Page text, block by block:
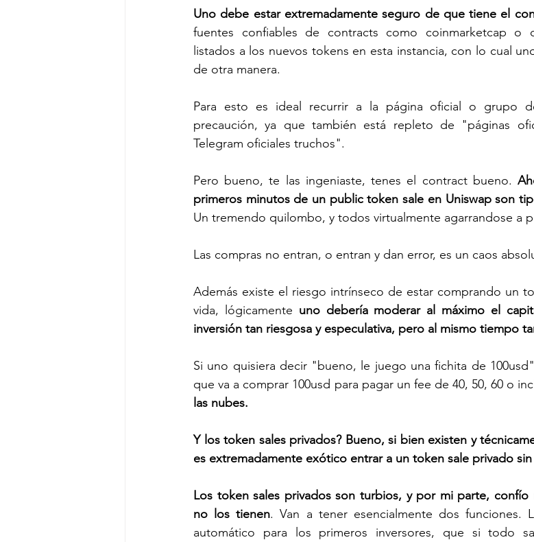
Uno debe estar extremadamente seguro de que tiene el
fuentes confiables de contracts como coinmarketcap o
listados a los nuevos tokens en esta instancia, con lo cual
de otra manera.
Para esto es ideal recurrir a la página oficial o grupo
precaución, ya que también está repleto de "páginas
Telegram oficiales truchos".
Pero bueno, te las ingeniaste, tenes el contract bueno.
Un tremendo quilombo, y todos virtualmente agarrandose a
Las compras no entran, o entran y dan error, es un caos
Además existe el riesgo intrínseco de estar comprando un
vida, lógicamente uno debería moderar al máximo el
inversión tan riesgosa y especulativa, pero al mismo tiempo
Si uno quisiera decir "bueno, le juego una fichita de
que va a comprar 100usd para pagar un fee de 40, 50, 60 o
las nubes.
Y los token sales privados? Bueno, si bien existen y
es extremadamente exótico entrar a un token sale privado
Los token sales privados son turbios, y por mi parte,
no los tienen. Van a tener esencialmente dos funciones.
automático para los primeros inversores, que si todo